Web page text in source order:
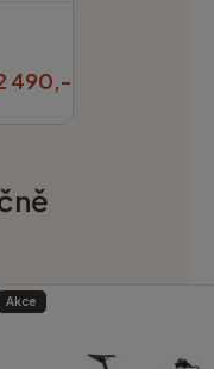
490,-
Akce